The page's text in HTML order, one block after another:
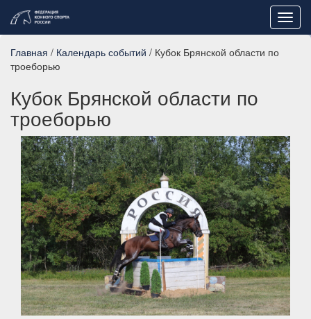
Главная / Календарь событий / Кубок Брянской области по
троеборью
Кубок Брянской области по
троеборью